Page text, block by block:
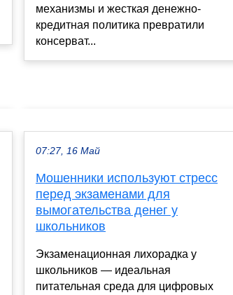
механизмы и жесткая денежно-
кредитная политика превратили
консерват...
07:27, 16 Май
Мошенники используют стресс
перед экзаменами для
вымогательства денег у
школьников
Экзаменационная лихорадка у
школьников — идеальная
питательная среда для цифровых